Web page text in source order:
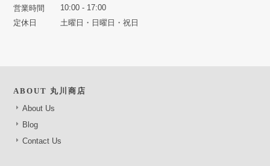
営業時間
10:00 - 17:00
定休日
土曜日・日曜日・祝日
ABOUT 丸川商店
About Us
Blog
Contact Us